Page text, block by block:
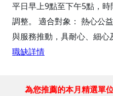
平日早上9點至下午5點，
調整。 適合對象： 熱心公
與服務推動，具耐心、細心
職缺詳情
為您推薦的本月精選單